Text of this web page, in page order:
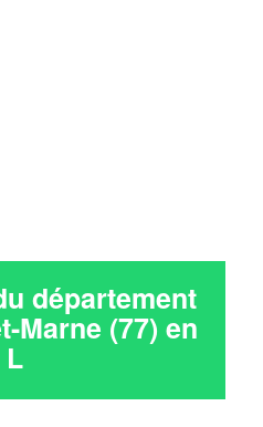
département
Marne (77) en
L